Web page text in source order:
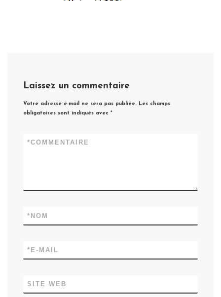
Laissez un commentaire
Votre adresse e-mail ne sera pas publiée. Les champs
obligatoires sont indiqués avec*
COMMENTAIRE
*
NOM
*
E-MAIL
*
SITE WEB